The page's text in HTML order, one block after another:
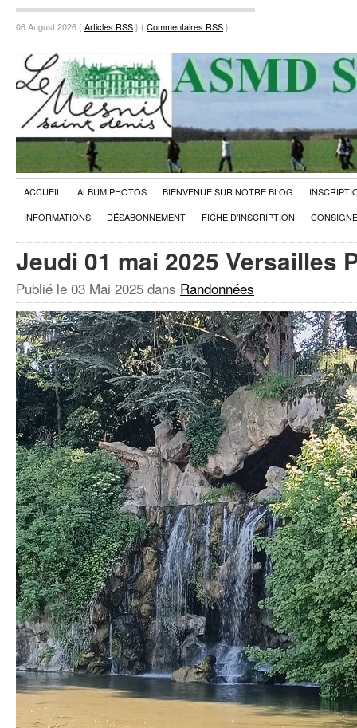
06 August 2026 { Articles RSS} { Commentaires RSS}
ACCUEIL ALBUM PHOTOS BIENVENUE SUR NOTRE BLOG
INFORMATIONS
DÉSABONNEMENT FICHE D’INSCRIPTION
Jeudi 01 mai 2025 Versailles
Publié le 03 Mai 2025 dans Randonnées